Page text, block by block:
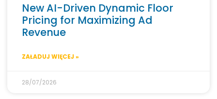
New AI-Driven Dynamic Floor
Pricing for Maximizing Ad
Revenue
ZAŁADUJ WIĘCEJ »
28/07/2026